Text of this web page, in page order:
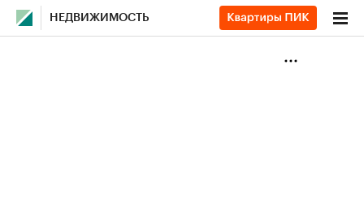
НЕДВИЖИМОСТЬ